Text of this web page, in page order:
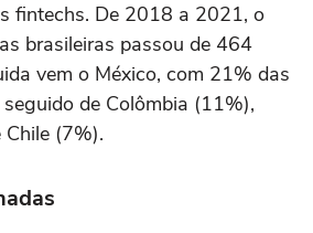
fintechs. De 2018 a 2021, o
brasileiras passou de 464
vem o México, com 21% das
de Colômbia (11%),
(7%).